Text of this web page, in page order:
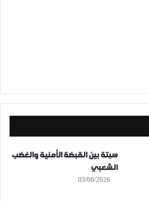
سبتة بين القبضة الأمنية والغضب
الشعبي
03/08/2026